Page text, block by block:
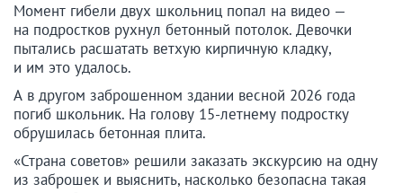
Момент гибели двух школьниц попал на видео —
на подростков рухнул бетонный потолок. Девочки
пытались расшатать ветхую кирпичную кладку,
и им это удалось.
А в другом заброшенном здании весной 2026 года
погиб школьник. На голову 15-летнему подростку
обрушилась бетонная плита.
«Страна советов» решили заказать экскурсию на одну
из заброшек и выяснить, насколько безопасна такая